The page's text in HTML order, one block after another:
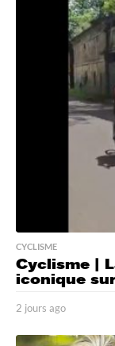
u
r
s
a
o
CYCLISME
Cyclisme |
iconique
2 jours ago
o